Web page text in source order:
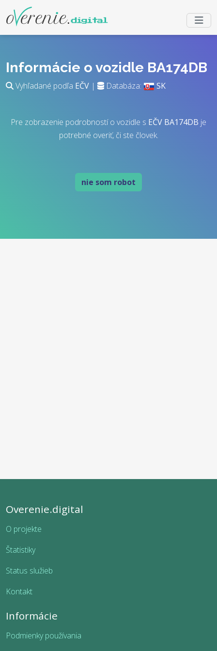
Informácie o vozidle BA174DB
Vyhľadané podľa EČV | Databáza: SK
Pre zobrazenie podrobností o vozidle s EČV BA174DB je
potrebné overiť, či ste človek.
nie som robot
Overenie.digital
O projekte
Štatistiky
Status služieb
Kontakt
Informácie
Podmienky používania